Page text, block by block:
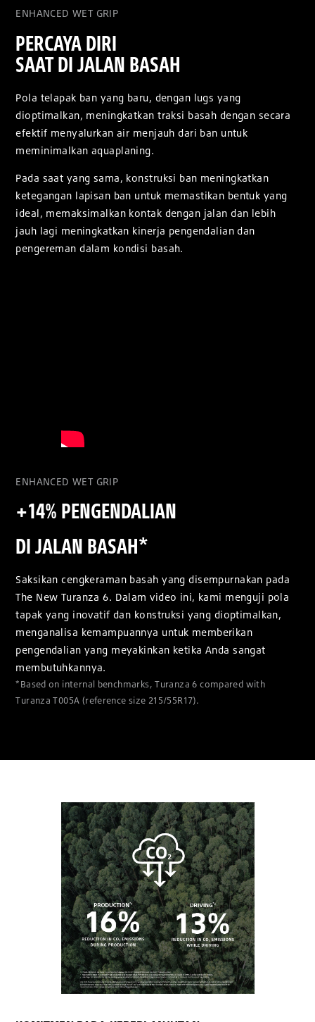
ENHANCED WET GRIP
PERCAYA DIRI
SAAT DI JALAN BASAH
Pola telapak ban yang baru, dengan lugs yang
dioptimalkan, meningkatkan traksi basah dengan secara
efektif menyalurkan air menjauh dari ban untuk
meminimalkan aquaplaning.
Pada saat yang sama, konstruksi ban meningkatkan
ketegangan lapisan ban untuk memastikan bentuk yang
ideal, memaksimalkan kontak dengan jalan dan lebih
jauh lagi meningkatkan kinerja pengendalian dan
pengereman dalam kondisi basah.
ENHANCED WET GRIP
+14% PENGENDALIAN
DI JALAN BASAH*
Saksikan cengkeraman basah yang disempurnakan pada
The New Turanza 6. Dalam video ini, kami menguji pola
tapak yang inovatif dan konstruksi yang dioptimalkan,
menganalisa kemampuannya untuk memberikan
pengendalian yang meyakinkan ketika Anda sangat
membutuhkannya.
*Based on internal benchmarks, Turanza 6 compared with
Turanza T005A (reference size 215/55R17).